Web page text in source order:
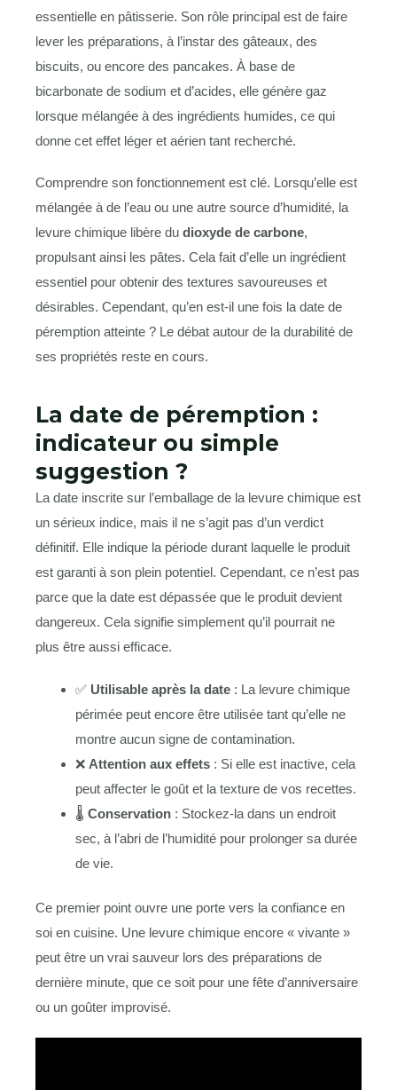
essentielle en pâtisserie. Son rôle principal est de faire
lever les préparations, à l’instar des gâteaux, des
biscuits, ou encore des pancakes. À base de
bicarbonate de sodium et d’acides, elle génère gaz
lorsque mélangée à des ingrédients humides, ce qui
donne cet effet léger et aérien tant recherché.
Comprendre son fonctionnement est clé. Lorsqu’elle est
mélangée à de l’eau ou une autre source d’humidité, la
levure chimique libère du dioxyde de carbone,
propulsant ainsi les pâtes. Cela fait d’elle un ingrédient
essentiel pour obtenir des textures savoureuses et
désirables. Cependant, qu’en est-il une fois la date de
péremption atteinte ? Le débat autour de la durabilité de
ses propriétés reste en cours.
La date de péremption :
indicateur ou simple
suggestion ?
La date inscrite sur l’emballage de la levure chimique est
un sérieux indice, mais il ne s’agit pas d’un verdict
définitif. Elle indique la période durant laquelle le produit
est garanti à son plein potentiel. Cependant, ce n’est pas
parce que la date est dépassée que le produit devient
dangereux. Cela signifie simplement qu’il pourrait ne
plus être aussi efficace.
✅ Utilisable après la date : La levure chimique
périmée peut encore être utilisée tant qu’elle ne
montre aucun signe de contamination.
❌ Attention aux effets : Si elle est inactive, cela
peut affecter le goût et la texture de vos recettes.
🌡️ Conservation : Stockez-la dans un endroit
sec, à l’abri de l’humidité pour prolonger sa durée
de vie.
Ce premier point ouvre une porte vers la confiance en
soi en cuisine. Une levure chimique encore « vivante »
peut être un vrai sauveur lors des préparations de
dernière minute, que ce soit pour une fête d’anniversaire
ou un goûter improvisé.